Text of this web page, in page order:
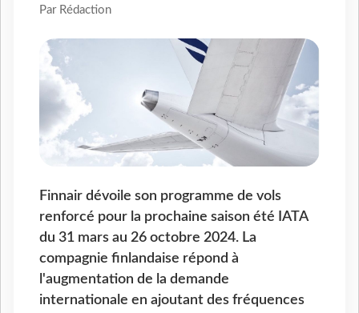
Par Rédaction
Finnair dévoile son programme de vols
renforcé pour la prochaine saison été IATA
du 31 mars au 26 octobre 2024. La
compagnie finlandaise répond à
l'augmentation de la demande
internationale en ajoutant des fréquences